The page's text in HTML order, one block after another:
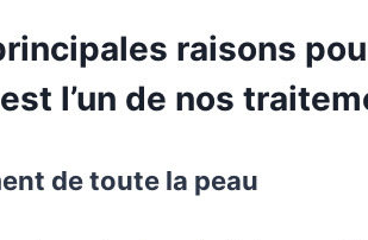
raisons
l’un de nos
de toute la peau